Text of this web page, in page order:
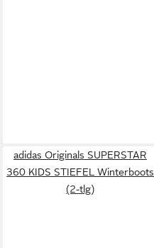
adidas Originals SUPERSTAR
360 KIDS STIEFEL Winterboots
(2-tlg)